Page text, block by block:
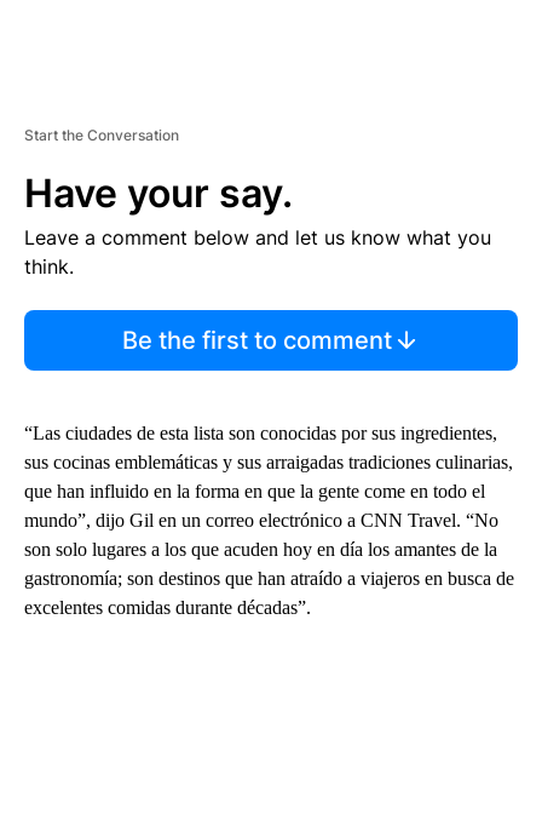
Start the Conversation
Have your say.
Leave a comment below and let us know what you
think.
Be the first to comment
“Las ciudades de esta lista son conocidas por sus ingredientes,
sus cocinas emblemáticas y sus arraigadas tradiciones culinarias,
que han influido en la forma en que la gente come en todo el
mundo”, dijo Gil en un correo electrónico a CNN Travel. “No
son solo lugares a los que acuden hoy en día los amantes de la
gastronomía; son destinos que han atraído a viajeros en busca de
excelentes comidas durante décadas”.